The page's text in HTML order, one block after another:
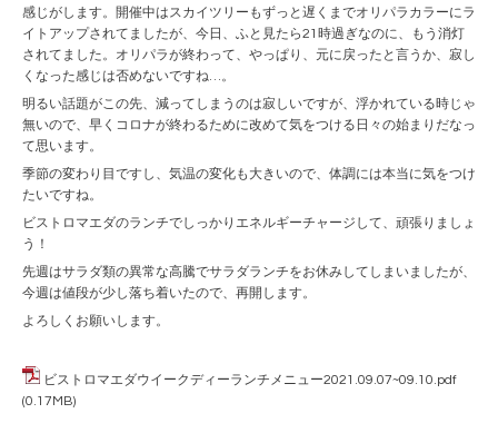
感じがします。開催中はスカイツリーもずっと遅くまでオリパラカラーにラ
イトアップされてましたが、今日、ふと見たら21時過ぎなのに、もう消灯
されてました。オリパラが終わって、やっぱり、元に戻ったと言うか、寂し
くなった感じは否めないですね…。
明るい話題がこの先、減ってしまうのは寂しいですが、浮かれている時じゃ
無いので、早くコロナが終わるために改めて気をつける日々の始まりだなっ
て思います。
季節の変わり目ですし、気温の変化も大きいので、体調には本当に気をつけ
たいですね。
ビストロマエダのランチでしっかりエネルギーチャージして、頑張りましょ
う！
先週はサラダ類の異常な高騰でサラダランチをお休みしてしまいましたが、
今週は値段が少し落ち着いたので、再開します。
よろしくお願いします。
ビストロマエダウイークディーランチメニュー2021.09.07~09.10.pdf
(0.17MB)